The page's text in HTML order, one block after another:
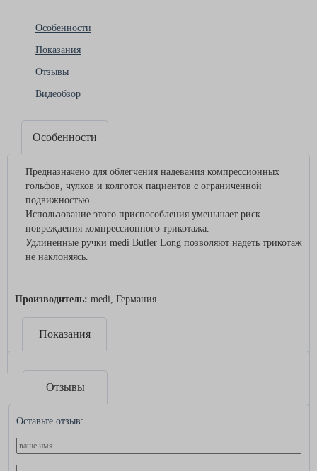
Особенности
Показания
Отзывы
Видеобзор
Особенности
Предназначено для облегчения надевания компрессионных
гольфов, чулков и колготок пациентов с ограниченной
подвижностью.
Использование этого приспособления уменьшает риск
повреждения компрессионного трикотажа.
Удлиненные ручки medi Butler Long позволяют надеть трикотаж
не наклоняясь.
Производитель: medi, Германия.
Показания
Отзывы
Оставьте отзыв: